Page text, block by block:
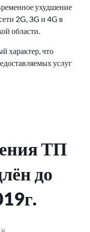
ухудшение
2G, 3G и 4G в
области.
характер, что
услуг
ТП
до